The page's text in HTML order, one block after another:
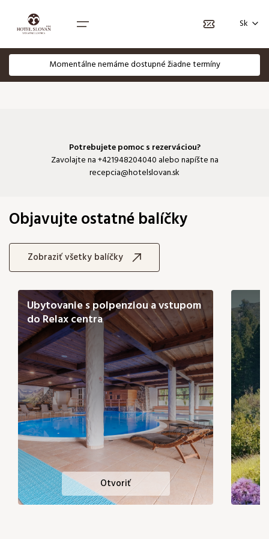
Domov
Darčekové poukážky
Sk
Momentálne nemáme dostupné žiadne termíny
Potrebujete pomoc s rezerváciou?
Zavolajte na+421948204040 alebo napíšte na
recepcia@hotelslovan.sk
Objavujte ostatné balíčky
Zobraziť všetky balíčky
Ubytovanie s polpenziou a vstupom
do Relax centra
Otvoriť
Voľba jazyka
PL